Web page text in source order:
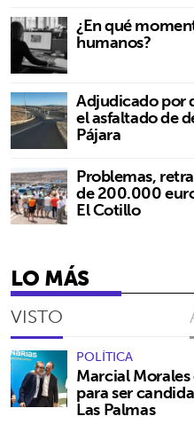
¿En qué
humanos?
Adjudicado por
el asfaltado de
Pájara
Problemas,
de 200.000
El Cotillo
LO MÁS
VISTO
POLÍTICA
Marcial
para ser
Las Palmas